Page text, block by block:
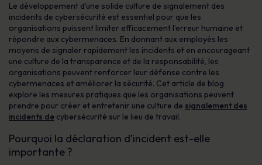
Le développement d’une solide culture de signalement des
incidents de cybersécurité est essentiel pour que les
organisations puissent limiter efficacement l’erreur humaine et
répondre aux cybermenaces. En donnant aux employés les
moyens de signaler rapidement les incidents et en encourageant
une culture de la transparence et de la responsabilité, les
organisations peuvent renforcer leur défense contre les
cybermenaces et améliorer la sécurité. Cet article de blog
explore les mesures pratiques que les organisations peuvent
prendre pour créer et entretenir une culture de signalement des
incidents de cybersécurité sur le lieu de travail.
Pourquoi la déclaration d’incident est-elle
importante ?